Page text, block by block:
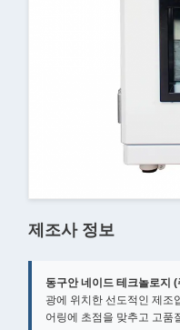
제조사 정보
동구안 네이드 테크놀로지 (
광에 위치한 선도적인 제조
어링에 초점을 맞추고 고품